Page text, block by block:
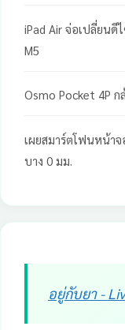
iPad Air จ่อเปลี่ยนดี
M5
Osmo Pocket 4P
เผยสมาร์ตโฟนหน้า
บาง 0 มม.
อยู่กับยา -